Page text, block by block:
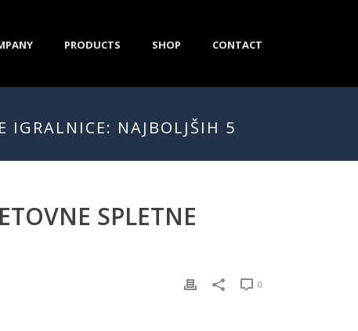
PRODUCTS SHOP CONTACT
NAJBOLJŠIH 5
SPLETNE
0